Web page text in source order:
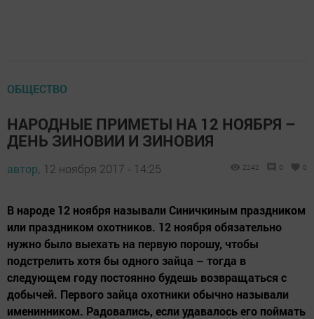
ОБЩЕСТВО
НАРОДНЫЕ ПРИМЕТЫ НА 12 НОЯБРЯ –
ДЕНЬ ЗИНОВИИ И ЗИНОВИЯ
автор, 12 ноября 2017 - 14:25 2242 0 0
В народе 12 ноября называли Синичкиным праздником
или праздником охотников. 12 ноября обязательно
нужно было выехать на первую порошу, чтобы
подстрелить хотя бы одного зайца – тогда в
следующем году постоянно будешь возвращаться с
добычей. Первого зайца охотники обычно называли
именинником. Радовались, если удавалось его поймать